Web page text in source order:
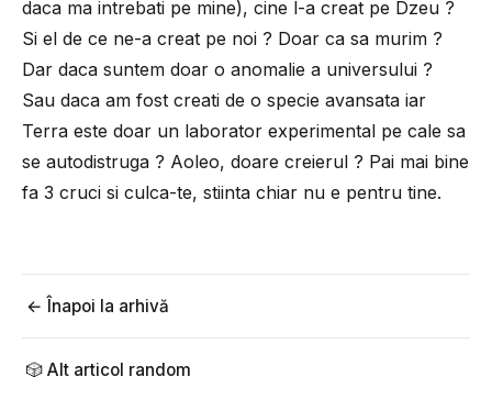
daca ma intrebati pe mine), cine l-a creat pe Dzeu ?
Si el de ce ne-a creat pe noi ? Doar ca sa murim ?
Dar daca suntem doar o anomalie a universului ?
Sau daca am fost creati de o specie avansata iar
Terra este doar un laborator experimental pe cale sa
se autodistruga ? Aoleo, doare creierul ? Pai mai bine
fa 3 cruci si culca-te, stiinta chiar nu e pentru tine.
← Înapoi la arhivă
🎲 Alt articol random